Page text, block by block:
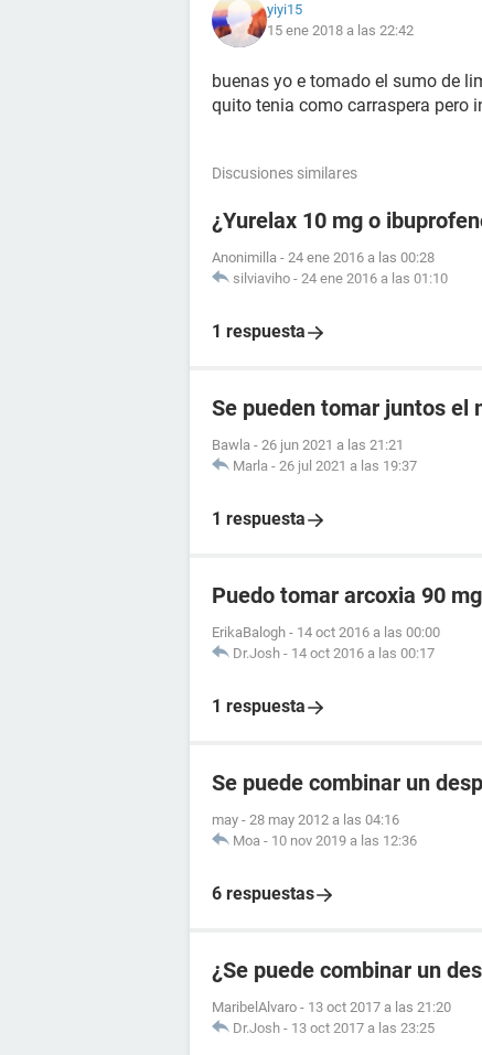
yiyi15
15 ene 2018 a las 22:42
buenas yo e tomado el sumo de
quito tenia como carraspera pero
Discusiones similares
¿Yurelax 10 mg o
Anonimilla - 24 ene 2016 a las 00:28
silviaviho - 24 ene 2016 a las 01:10
1 respuesta
Se pueden tomar juntos el
Bawla - 26 jun 2021 a las 21:21
Marla - 26 jul 2021 a las 19:37
1 respuesta
Puedo tomar arcoxia 90
ErikaBalogh - 14 oct 2016 a las 00:00
Dr.Josh - 14 oct 2016 a las 00:17
1 respuesta
Se puede combinar un
may - 28 may 2012 a las 04:16
Moa - 10 nov 2019 a las 12:36
6 respuestas
¿Se puede combinar un
MaribelAlvaro - 13 oct 2017 a las 21:20
Dr.Josh - 13 oct 2017 a las 23:25